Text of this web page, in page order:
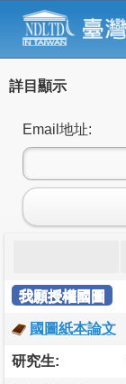
詳目顯示
Email地址:
我願授權國圖
國圖紙本論文
研究生: